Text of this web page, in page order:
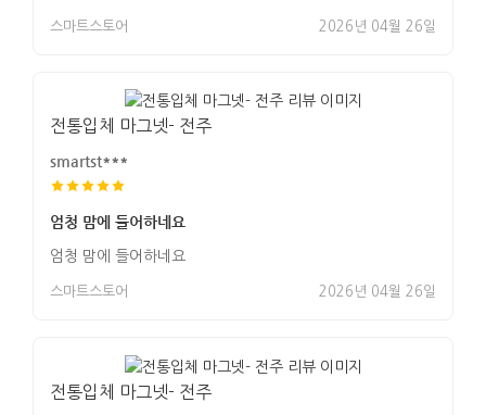
스마트스토어 2026년 04월 26일
전통입체 마그넷- 전주
smartst***
엄청 맘에 들어하네요
엄청 맘에 들어하네요
스마트스토어 2026년 04월 26일
전통입체 마그넷- 전주